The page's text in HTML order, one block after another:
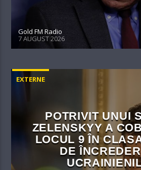
Gold FM Radio
7 AUGUST 2026
EXTERNE
POTRIVIT UNUI
ZELENSKYY A
LOCUL 9 ÎN
DE